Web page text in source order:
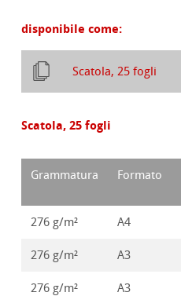
disponibile come:
Scatola, 25 fogli
Scatola, 25 fogli
Grammatura Formato
276 g/m² A4
276 g/m² A3
276 g/m² A3